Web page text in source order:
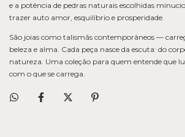
e a potência de pedras naturais escolhidas
trazer auto amor, esquilíbrio e prosperidade.
São joias como talismãs contemporâneos —
beleza e alma. Cada peça nasce da escuta: do
natureza. Uma coleção para quem entende que
com o que se carrega.